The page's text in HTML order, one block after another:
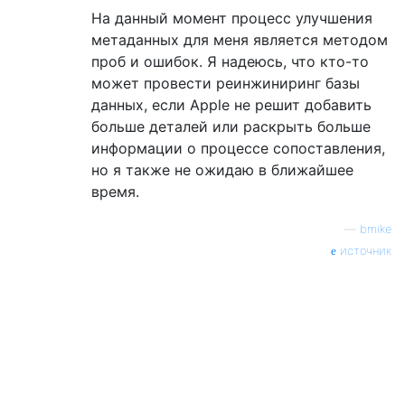
На данный момент процесс улучшения
метаданных для меня является методом
проб и ошибок. Я надеюсь, что кто-то
может провести реинжиниринг базы
данных, если Apple не решит добавить
больше деталей или раскрыть больше
информации о процессе сопоставления,
но я также не ожидаю в ближайшее
время.
bmike
источник